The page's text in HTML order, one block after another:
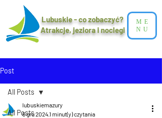
Lubuskie - co zobaczyć?
Atrakcje, jeziora i noclegi​
ME
NU
Post
All Posts
All Posts
lubuskiemazury
6 gru 20241 minut(y) czytania